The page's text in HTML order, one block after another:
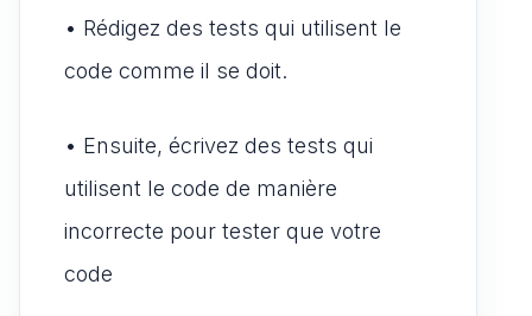
• Rédigez des tests qui utilisent le
code comme il se doit.
• Ensuite, écrivez des tests qui
utilisent le code de manière
incorrecte pour tester que votre
code